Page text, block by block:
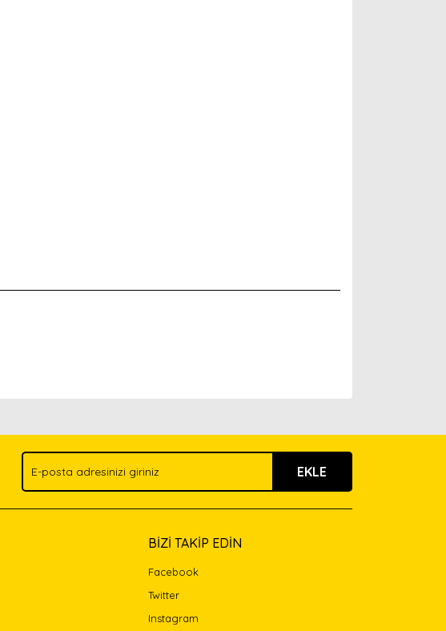
EKLE
BİZİ TAKİP EDİN
Facebook
Twitter
Instagram